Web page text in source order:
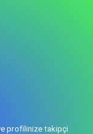
profilinize takipçi